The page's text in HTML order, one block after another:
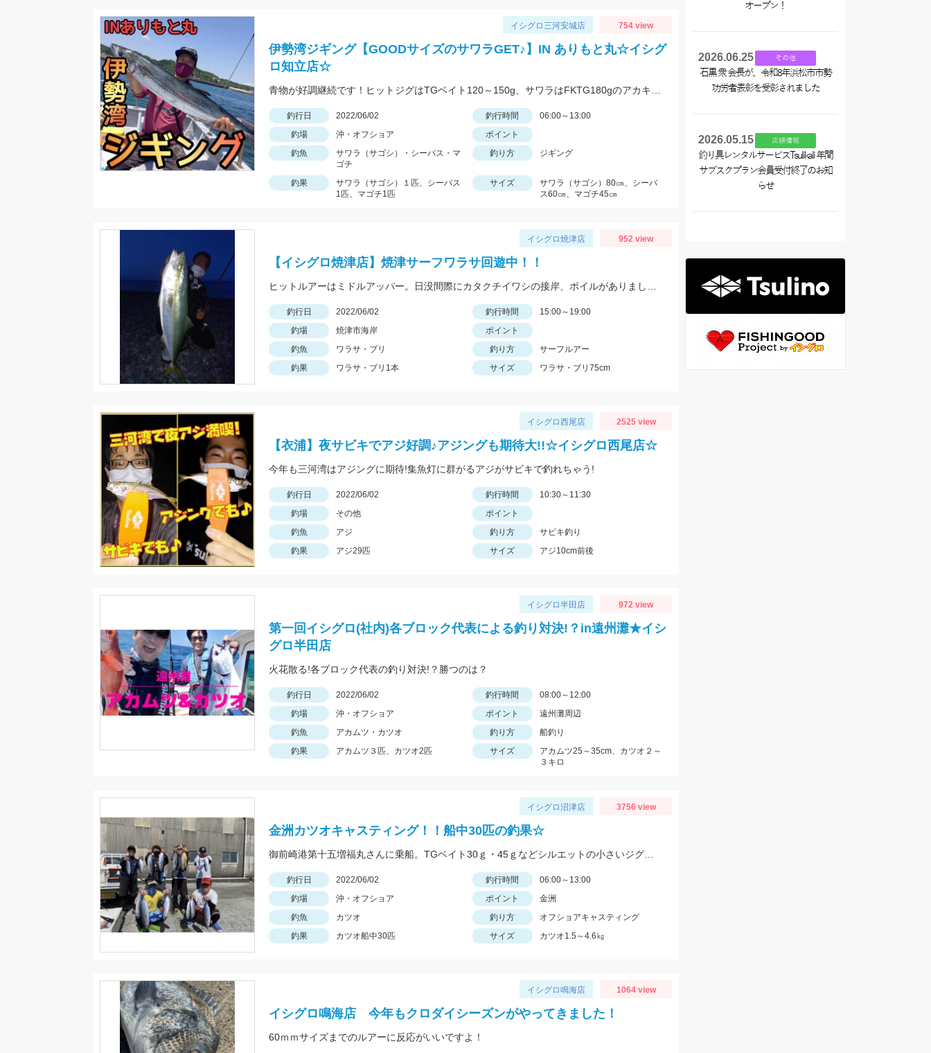
イシグロ三河安城店 754 view
伊勢湾ジギング【GOODサイズのサワラGET♪】IN ありもと丸☆イシグ
ロ知立店☆
釣行日 2022/06/02 釣行時間
06:00～13:00
釣場
沖・オフショア
ポイント
釣魚
サワラ（サゴシ）・シーバス・マ
ゴチ
釣り方 ジギング
釣果
サワラ（サゴシ）１匹、シーバス
1匹、マゴチ1匹
サイズ
サワラ（サゴシ）80㎝、シーバ
ス60㎝、マゴチ45㎝
イシグロ焼津店 952 view
【イシグロ焼津店】焼津サーフワラサ回遊中！！
釣行日 2022/06/02 釣行時間
15:00～19:00
釣場
焼津市海岸
ポイント
釣魚
ワラサ・ブリ 釣り方
サーフルアー
釣果
ワラサ・ブリ1本 サイズ ワラサ・ブリ75cm
イシグロ西尾店 2525 view
【衣浦】夜サビキでアジ好調♪アジングも期待大!!☆イシグロ西尾店☆
今年も三河湾はアジングに期待!集魚灯に群がるアジがサビキで釣れちゃう!
釣行日 2022/06/02 釣行時間
10:30～11:30
釣場
その他
ポイント
釣魚
アジ 釣り方
サビキ釣り
釣果
アジ29匹 サイズ アジ10cm前後
イシグロ半田店 972 view
第一回イシグロ(社内)各ブロック代表による釣り対決!？in遠州灘★イシ
グロ半田店
火花散る!各ブロック代表の釣り対決!？勝つのは？
釣行日 2022/06/02 釣行時間
08:00～12:00
釣場
沖・オフショア ポイント
遠州灘周辺
釣魚
アカムツ・カツオ 釣り方
船釣り
釣果
アカムツ３匹、カツオ2匹 サイズ
アカムツ25～35cm、カツオ２～
３キロ
イシグロ沼津店 3756 view
金洲カツオキャスティング！！船中30匹の釣果☆
釣行日 2022/06/02 釣行時間
06:00～13:00
釣場
沖・オフショア ポイント
金洲
釣魚
カツオ 釣り方
オフショアキャスティング
釣果
カツオ船中30匹 サイズ カツオ1.5～4.6㎏
イシグロ鳴海店 1064 view
イシグロ鳴海店 今年もクロダイシーズンがやってきました！
60ｍｍサイズまでのルアーに反応がいいですよ！
オープン！
2026.06.25 その他
石黒 衆 会長が、令和8年浜松市市勢
功労者表彰を受彰されました
2026.05.15 店舗情報
釣り具レンタルサービスTsulikali 年間
サブスクプラン会員受付終了のお知
らせ